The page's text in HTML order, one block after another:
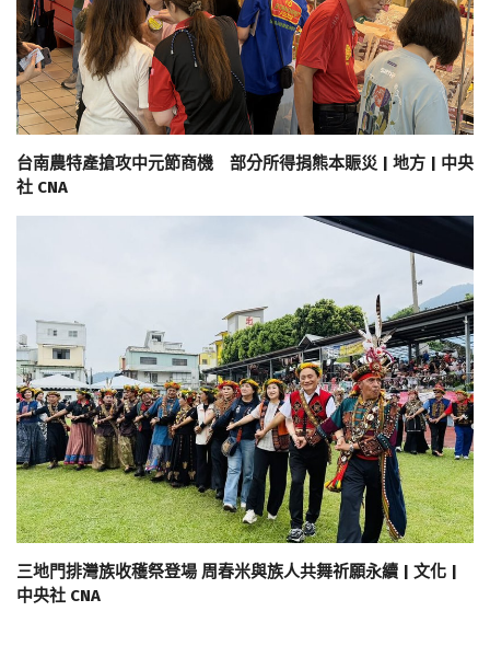
台南農特產搶攻中元節商機 部分所得捐熊本賑災 | 地方 | 中央
社 CNA
三地門排灣族收穫祭登場 周春米與族人共舞祈願永續 | 文化 |
中央社 CNA